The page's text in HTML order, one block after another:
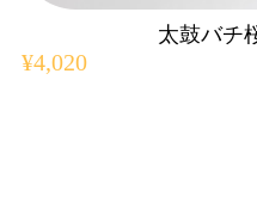
太鼓バ
¥4,020